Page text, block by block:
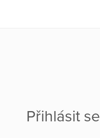
Přihlásit se